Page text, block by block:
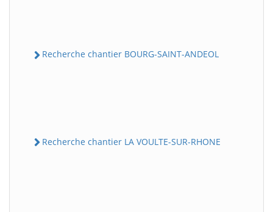
Recherche chantier BOURG-SAINT-ANDEOL
Recherche chantier LA VOULTE-SUR-RHONE